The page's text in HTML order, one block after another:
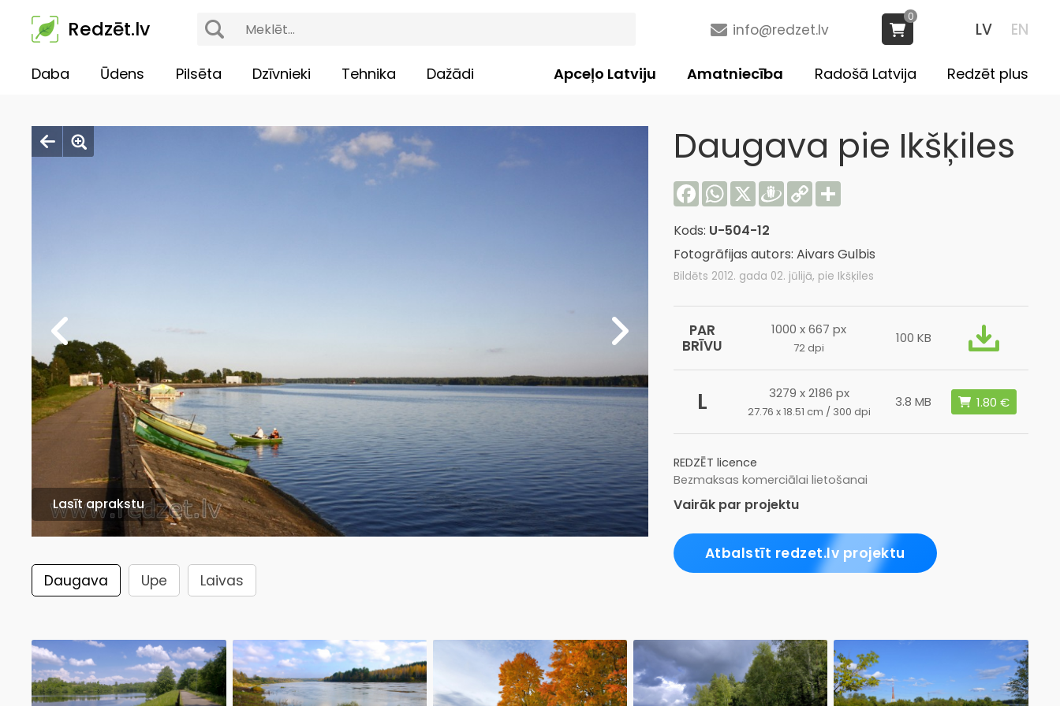
Redzēt.lv LV EN
info@redzet.lv
0
Daba Ūdens Pilsēta Dzīvnieki Tehnika Dažādi Redzēt plus
Radošā Latvija
Amatniecība
Apceļo Latviju
Lasīt aprakstu
Daugava Upe Laivas
Daugava pie Ikšķiles
Facebook
WhatsApp
X Draugiem
Copy
Link
Share
Kods: U-504-12
Fotogrāfijas autors: Aivars Gulbis
Bildēts 2012. gada 02. jūlijā, pie Ikšķiles
PAR
BRĪVU
1000 x 667 px
72 dpi
100 KB
L 3279 x 2186 px
27.76 x 18.51 cm / 300 dpi
3.8 MB
REDZĒT licence
Bezmaksas komerciālai lietošanai
Vairāk par projektu
Atbalstīt redzet.lv projektu